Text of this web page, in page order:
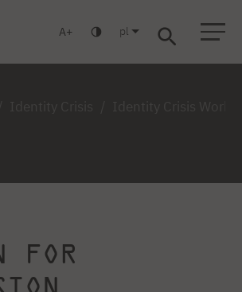
Liceum Studia podyplomowe Studia MBA
A pl
FOR